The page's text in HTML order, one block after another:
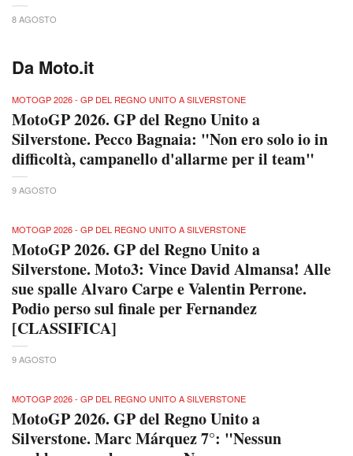
8 AGOSTO
Da Moto.it
MOTOGP 2026 - GP DEL REGNO UNITO A SILVERSTONE
MotoGP 2026. GP del Regno Unito a
Silverstone. Pecco Bagnaia: "Non ero solo io in
difficoltà, campanello d'allarme per il team"
9 AGOSTO
MOTOGP 2026 - GP DEL REGNO UNITO A SILVERSTONE
MotoGP 2026. GP del Regno Unito a
Silverstone. Moto3: Vince David Almansa! Alle
sue spalle Alvaro Carpe e Valentin Perrone.
Podio perso sul finale per Fernandez
[CLASSIFICA]
9 AGOSTO
MOTOGP 2026 - GP DEL REGNO UNITO A SILVERSTONE
MotoGP 2026. GP del Regno Unito a
Silverstone. Marc Márquez 7°: "Nessun